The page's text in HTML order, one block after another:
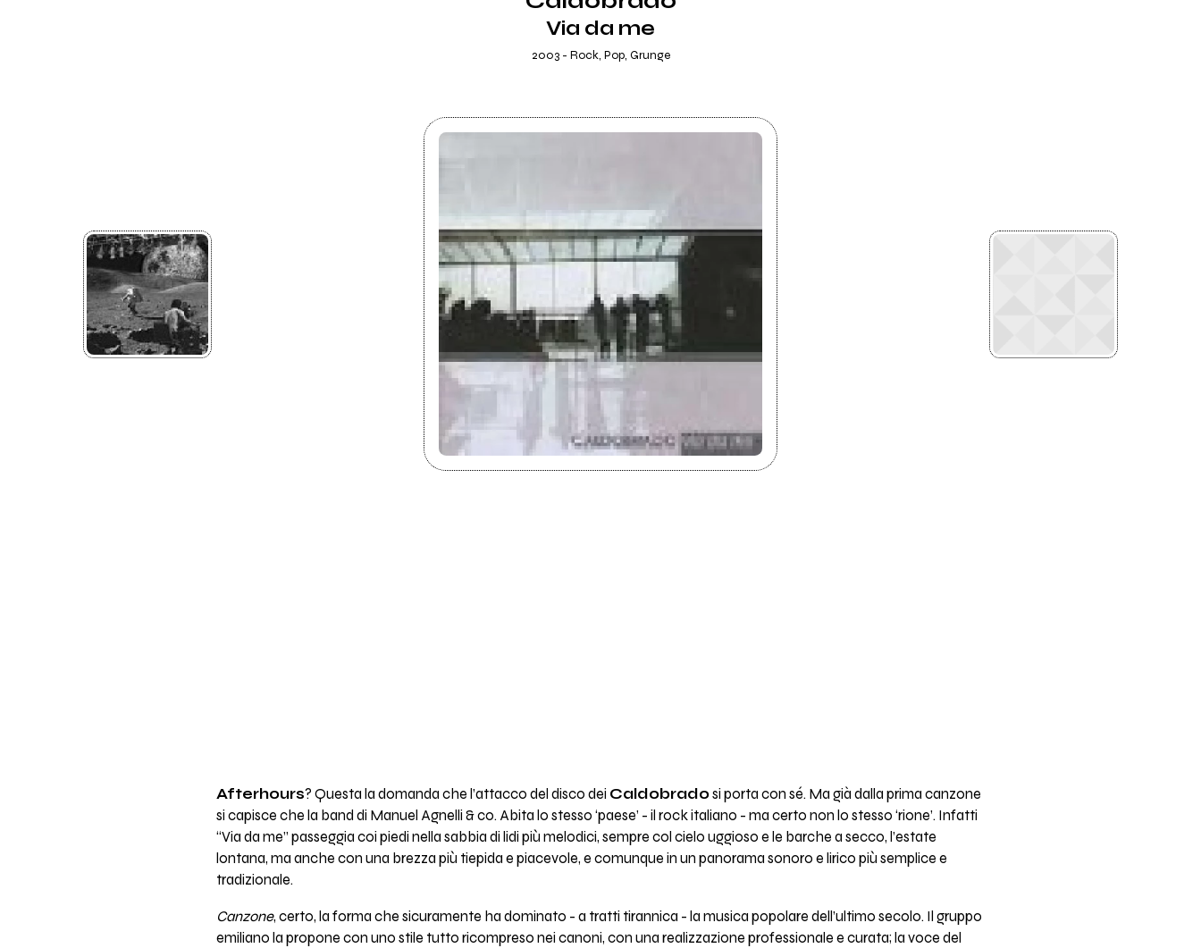
Via da me
2003 - Rock, Pop, Grunge
Afterhours? Questa la domanda che l’attacco del disco dei Caldobradosi porta con sé. Ma già dalla prima canzone
si capisce che la band di Manuel Agnelli & co. Abita lo stesso ‘paese’ - il rock italiano - ma certo non lo stesso ‘rione’. Infatti
“Via da me” passeggia coi piedi nella sabbia di lidi più melodici, sempre col cielo uggioso e le barche a secco, l’estate
lontana, ma anche con una brezza più tiepida e piacevole, e comunque in un panorama sonoro e lirico più semplice e
tradizionale.
Canzone, certo, la forma che sicuramente ha dominato - a tratti tirannica - la musica popolare dell’ultimo secolo. Il gruppo
emiliano la propone con uno stile tutto ricompreso nei canoni, con una realizzazione professionale e curata; la voce del